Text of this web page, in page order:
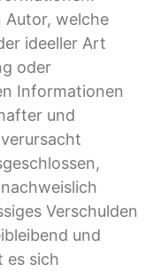
Autor, welche
ideeller Art
oder
Informationen
und
Verschulden
und
es sich